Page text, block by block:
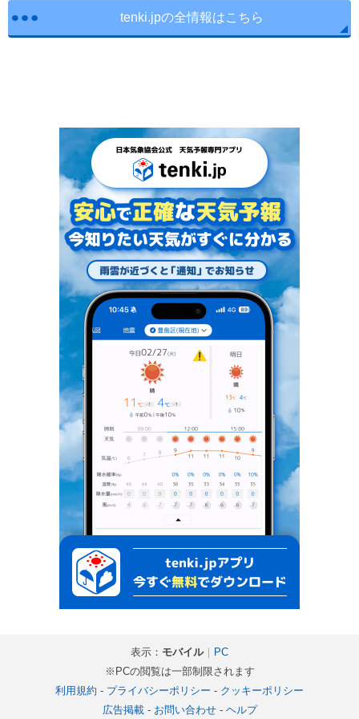
tenki.jpの全情報はこちら
表示： モバイル｜ PC
※PCの閲覧は一部制限されます
利用規約 - プライバシーポリシー - クッキーポリシー
広告掲載- お問い合わせ- ヘルプ